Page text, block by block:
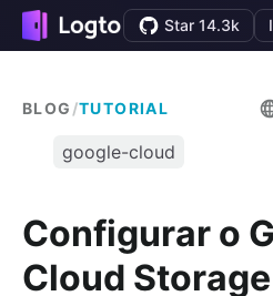
Star 14.3k
BLOG /TUTORIAL
google-cloud
Configurar o
Cloud